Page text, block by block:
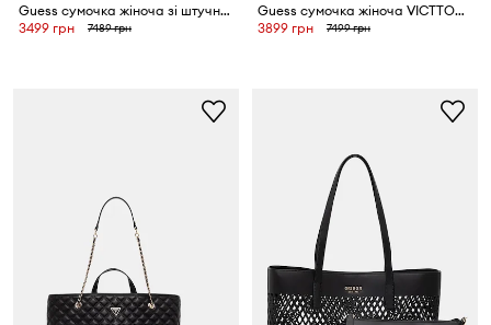
Guess сумочка жіноча зі штучної шкіри JANIE
3499 грн
7489 грн
Guess сумочка жіноча VICTTORIA
3899 грн
7499 грн